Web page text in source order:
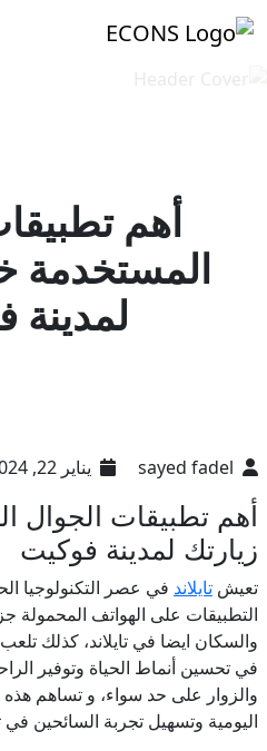
أهم
المستخدمة
لمدينة
يناير 22, 2024
أهم تطبيقات الجوال
زيارتك لمدينة فوكيت
تعيش تايلاند في عصر التكنولوجيا
التطبيقات على الهواتف المحمولة
والسكان ايضا في تايلاند، كذلك
في تحسين أنماط الحياة وتوفير
والزوار على حد سواء، و تساهم هذه
اليومية وتسهيل تجربة السائحين في